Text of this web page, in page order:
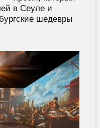
в Сеуле и
шедевры